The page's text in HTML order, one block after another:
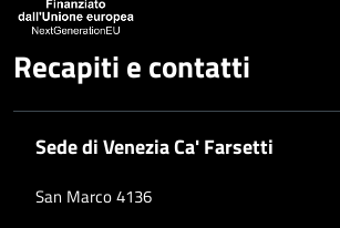
Recapiti e contatti
Sede di Venezia Ca' Farsetti
San Marco 4136